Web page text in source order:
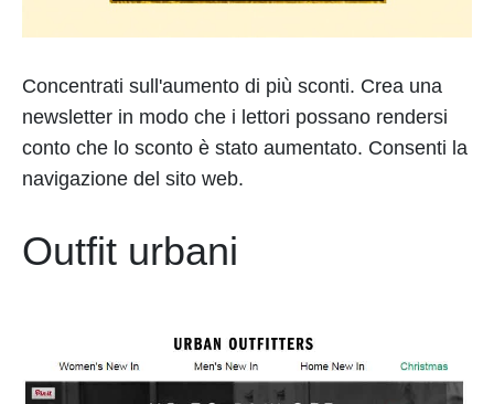
Concentrati sull'aumento di più sconti. Crea una
newsletter in modo che i lettori possano rendersi
conto che lo sconto è stato aumentato. Consenti la
navigazione del sito web.
Outfit urbani